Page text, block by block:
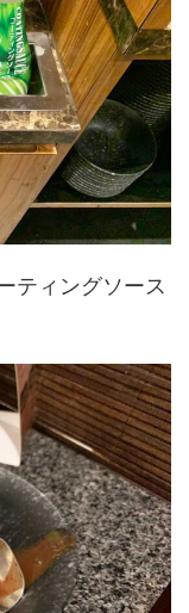
ティングソース